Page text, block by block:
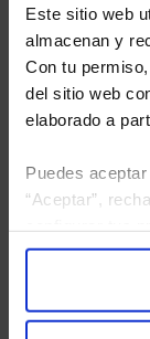
Este sitio web
almacenan y
Con tu
del sitio web
elaborado a
Puedes
“Aceptar”,